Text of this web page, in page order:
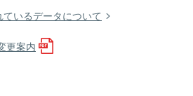
いるデータについて
更案内